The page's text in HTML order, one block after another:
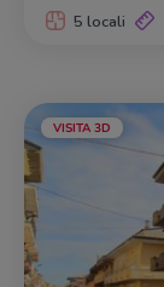
5 locali
VISITA 3D